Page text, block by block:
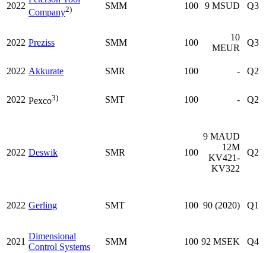
2022
Company2) SMM 100 9 MSUD Q3
2022 Preziss SMM 100
10
MEUR
Q3
2022 Akkurate SMR 100 - Q2
2022 Pexco3) SMT 100 - Q2
2022 Deswik SMR 100
9 MAUD
12M
KV421-
KV322
Q2
2022 Gerling SMT 100 90 (2020) Q1
2021
Dimensional
Control Systems
SMM 100 92 MSEK Q4